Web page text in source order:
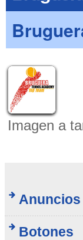
Imagen a
Anuncios
Botones